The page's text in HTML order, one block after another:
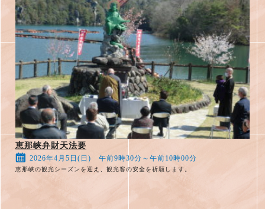
恵那峡弁財天法要
2026年4月5日(日) 午前9時30分～午前10時00分
恵那峡の観光シーズンを迎え、観光客の安全を祈願します。